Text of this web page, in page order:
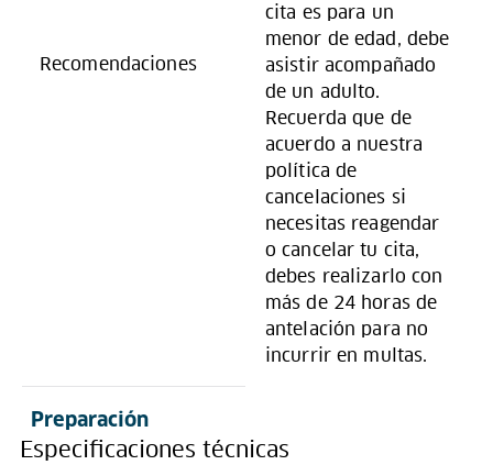
Recomendaciones
cita es para un
menor de edad, debe
asistir acompañado
de un adulto.
Recuerda que de
acuerdo a nuestra
política de
cancelaciones si
necesitas reagendar
o cancelar tu cita,
debes realizarlo con
más de 24 horas de
antelación para no
incurrir en multas.
Preparación
Especificaciones técnicas